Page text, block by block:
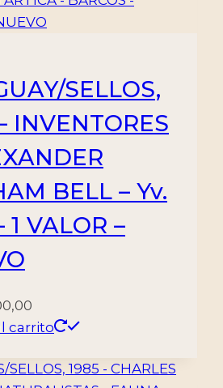
SELLOS,
INVENTORES
BELL – Yv.
1 VALOR –
carrito